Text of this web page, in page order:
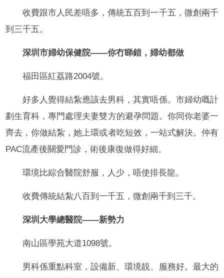
收費跟市人民差唔多，傳統五百到一千五，微創兩千
到三千五。
深圳市婦幼保健院——你冇睇錯，婦幼都做
福田區紅荔路2004號。
好多人覺得結紮應該去男科，其實唔係。市婦幼嘅計
劃生育科，專門處理夫妻雙方的避孕問題。你同你老婆一
齊去，你做結紮，她上環或者吃短效，一站式解決。仲有
PAC流產後關愛門診，術後康復做得好細。
環境比綜合醫院舒服，人少，唔使排長龍。
收費傳統結紮八百到一千五，微創兩千到三千。
深圳大學總醫院——新勢力
南山區學苑大道1098號。
男科係重點科室，設備新、環境靚、服務好。最大的